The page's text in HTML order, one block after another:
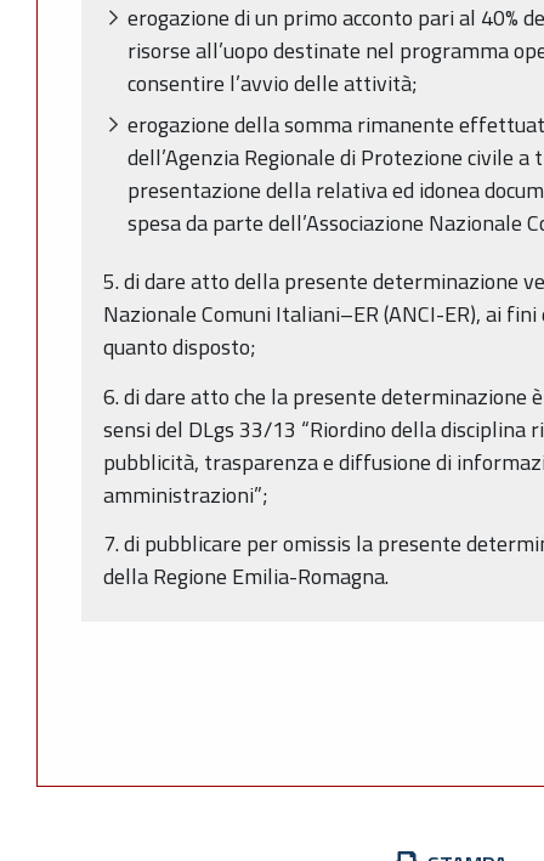
erogazione di un primo acconto pari al 40%
risorse all’uopo destinate nel programma
consentire l’avvio delle attività;
erogazione della somma rimanente
dell’Agenzia Regionale di Protezione civile
presentazione della relativa ed idonea
spesa da parte dell’Associazione Nazionale
5. di dare atto della presente determinazione
Nazionale Comuni Italiani–ER (ANCI-ER), ai
quanto disposto;
6. di dare atto che la presente determinazione
sensi del DLgs 33/13 “Riordino della disciplina
pubblicità, trasparenza e diffusione di
amministrazioni”;
7. di pubblicare per omissis la presente
della Regione Emilia-Romagna.